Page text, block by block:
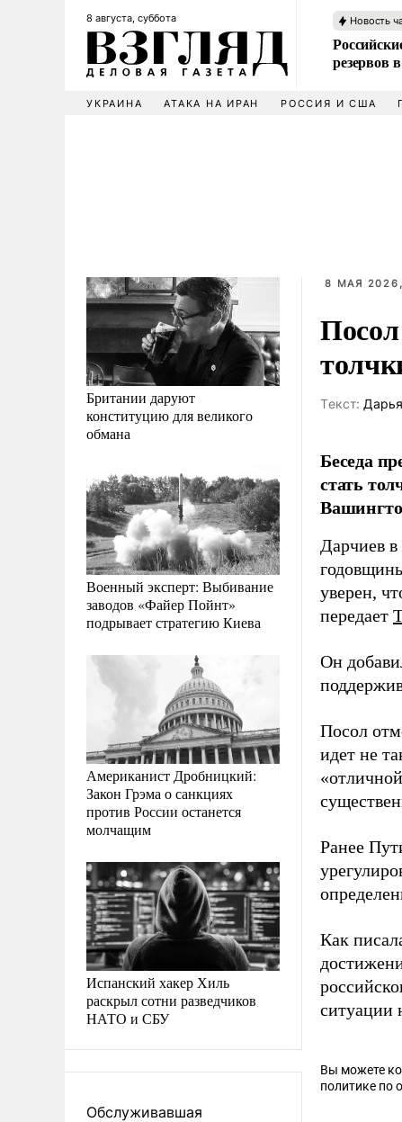
8 августа, суббота Новость
резервов
УКРАИНА АТАКА НА ИРАН РОССИЯ И США
Британии даруют
конституцию для великого
обмана
Военный эксперт: Выбивание
заводов «Файер Пойнт»
подрывает стратегию Киева
Американист Дробницкий:
Закон Грэма о санкциях
против России останется
молчащим
Испанский хакер Хиль
раскрыл сотни разведчиков
НАТО и СБУ
Обслуживавшая
8 МАЯ
Tекст:
Беседа
стать
Дарчиев
уверен,
передает
Он
Посол
идет не
Ранее
Как
ситуации
Вы можете
политике по